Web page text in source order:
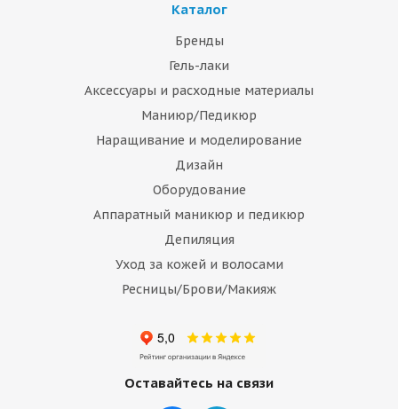
Каталог
Бренды
Гель-лаки
Аксессуары и расходные материалы
Маниюр/Педикюр
Наращивание и моделирование
Дизайн
Оборудование
Аппаратный маникюр и педикюр
Депиляция
Уход за кожей и волосами
Ресницы/Брови/Макияж
Оставайтесь на связи